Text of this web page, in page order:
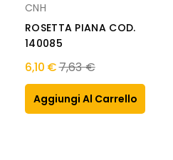
CNH
ROSETTA PIANA COD.
140085
6,10 €Prezzo
normale
7,63 €
Aggiungi Al Carrello